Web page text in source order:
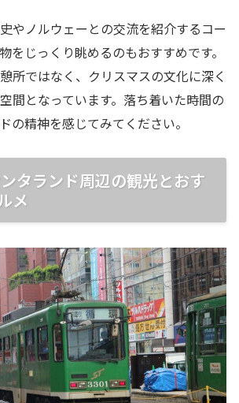
やノルウェーとの交流を紹介するコー
をじっくり眺めるのもおすすめです。
所ではなく、クリスマスの文化に深く
間となっています。落ち着いた時間の
の精神を感じてみてください。
タランド周辺の観光とおす
メ